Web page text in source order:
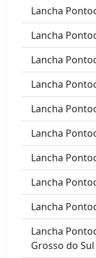
Lancha
Lancha
Lancha
Lancha
Lancha
Lancha
Lancha
Lancha
Lancha
Lancha
Grosso do Sul